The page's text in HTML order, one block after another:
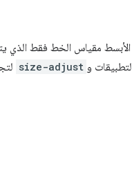
مقياس الخط فقط الذي
و size-adjust